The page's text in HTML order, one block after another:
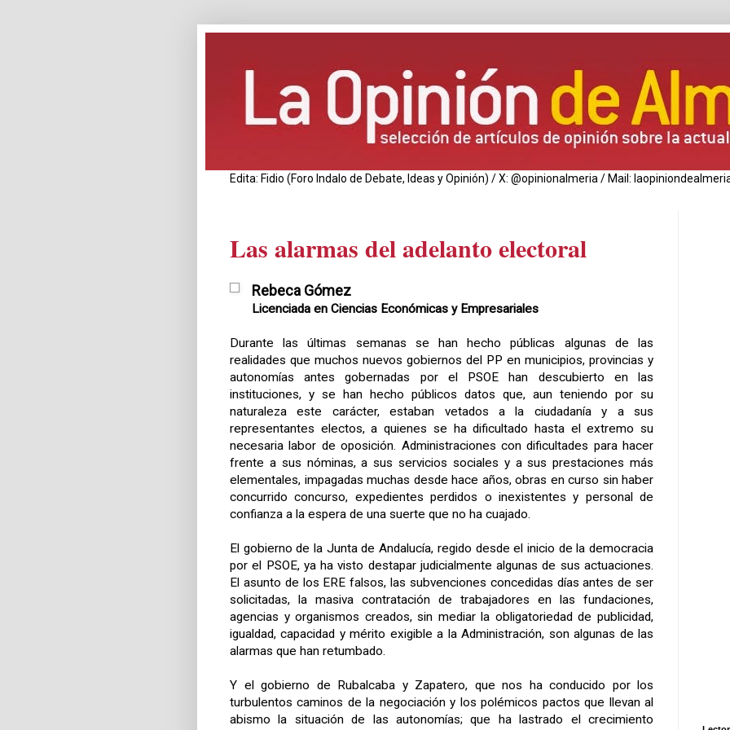
Edita: Fidio (Foro Indalo de Debate, Ideas y Opinión) / X: @opinionalmeria / Mail:
Las alarmas del adelanto electoral
Rebeca Gómez
Licenciada en Ciencias Económicas y Empresariales
Durante las últimas semanas se han hecho públicas algunas de las
realidades que muchos nuevos gobiernos del PP en municipios, provincias y
autonomías antes gobernadas por el PSOE han descubierto en las
instituciones, y se han hecho públicos datos que, aun teniendo por su
naturaleza este carácter, estaban vetados a la ciudadanía y a sus
representantes electos, a quienes se ha dificultado hasta el extremo su
necesaria labor de oposición. Administraciones con dificultades para hacer
frente a sus nóminas, a sus servicios sociales y a sus prestaciones más
elementales, impagadas muchas desde hace años, obras en curso sin haber
concurrido concurso, expedientes perdidos o inexistentes y personal de
confianza a la espera de una suerte que no ha cuajado.
El gobierno de la Juntade Andalucía, regido desde el inicio de la democracia
por el PSOE, ya ha visto destapar judicialmente algunas de sus actuaciones.
El asunto de los ERE falsos, las subvenciones concedidas días antes de ser
solicitadas, la masiva contratación de trabajadores en las fundaciones,
agencias y organismos creados, sin mediar la obligatoriedad de publicidad,
igualdad, capacidad y mérito exigible a la Administración, son algunas de las
alarmas que han retumbado.
Y el gobierno de Rubalcaba y Zapatero, que nos ha conducido por los
turbulentos caminos de la negociación y los polémicos pactos que llevan al
abismo la situación de las autonomías; que ha lastrado el crecimiento